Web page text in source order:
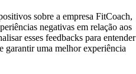
sobre a empresa FitCoach,
negativas em relação aos
esses feedbacks para entender
garantir uma melhor experiência